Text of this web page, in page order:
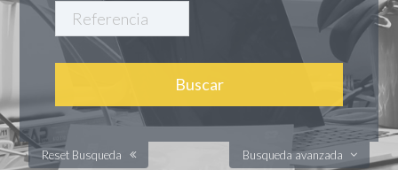
Busqueda avanzada
Reset Busqueda